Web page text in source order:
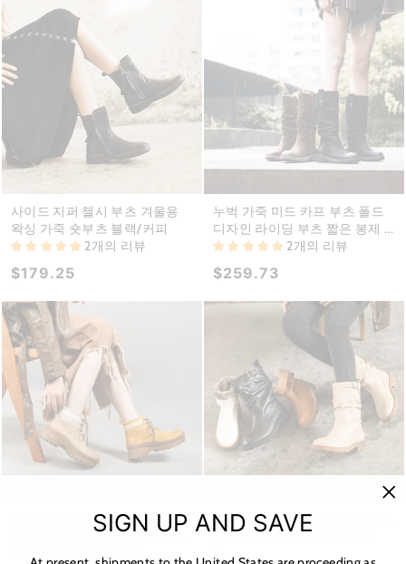
사이드 지퍼 첼시 부츠 겨울용
왁싱 가죽 숏부츠 블랙/커피
2개의 리뷰
$179.25
누벅 가죽 미드 카프 부츠 폴드
디자인 라이딩 부츠 짧은 봉제 ...
2개의 리뷰
$259.73
가죽 마틴 부츠 디자이너 레트로
청키 라이딩 부츠 백 지퍼 핸드...
부드러운 가죽 중반 송아지 부츠
겨울용 접이식 디자인 라이딩
SIGN UP AND SAVE